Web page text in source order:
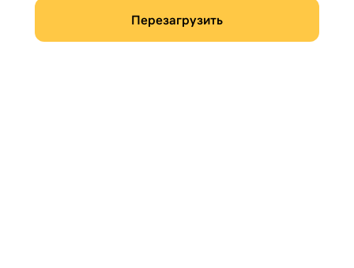
Перезагрузить